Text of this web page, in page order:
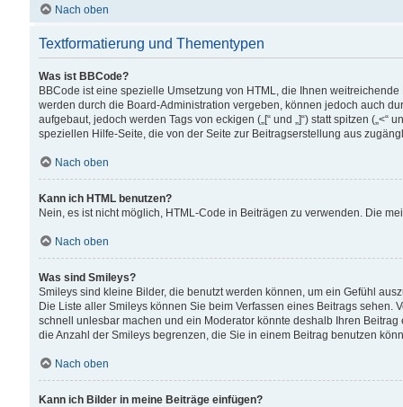
Nach oben
Textformatierung und Thementypen
Was ist BBCode?
BBCode ist eine spezielle Umsetzung von HTML, die Ihnen
werden durch die Board-Administration vergeben, können jedoch auch
aufgebaut, jedoch werden Tags von eckigen („[“ und „]“) statt spitzen
speziellen Hilfe-Seite, die von der Seite zur Beitragserstellung aus
Nach oben
Kann ich HTML benutzen?
Nein, es ist nicht möglich, HTML-Code in Beiträgen zu verwenden. Die
Nach oben
Was sind Smileys?
Smileys sind kleine Bilder, die benutzt werden können, um ein Gefühl
Die Liste aller Smileys können Sie beim Verfassen eines Beitrags
schnell unlesbar machen und ein Moderator könnte deshalb Ihren
die Anzahl der Smileys begrenzen, die Sie in einem Beitrag benutzen
Nach oben
Kann ich Bilder in meine Beiträge einfügen?